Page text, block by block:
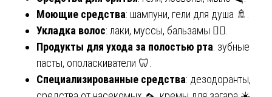
Моющие средства: шампуни, гели для душа 🚿.
Укладка волос: лаки, муссы, бальзамы 💇‍♀️.
Продукты для ухода за полостью рта: зубные
пасты, ополаскиватели 🦷.
Специализированные средства: дезодоранты,